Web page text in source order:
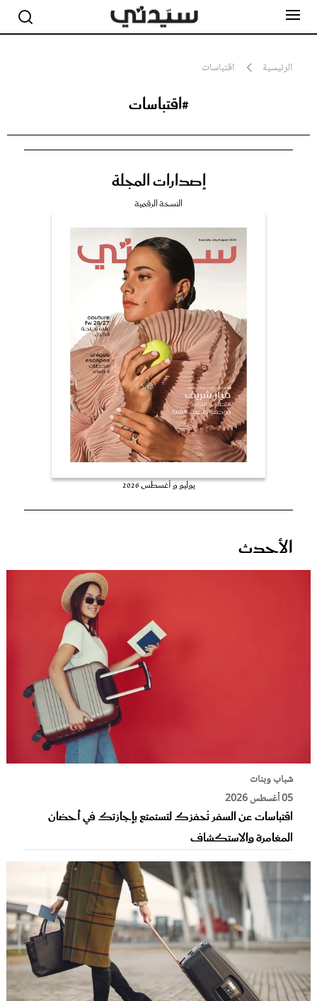
الرئيسية اقتباسات
#اقتباسات
إصدارات المجلة
النسخة الرقمية
يوليو و أغسطس 2026
الأحدث
شباب وبنات
05 أغسطس 2026
اقتباسات عن السفر تُحفزك لتستمتع بإجازتك في أحضان
المغامرة والاستكشاف
جمال
صحة ورشاقة
عروس سيدتي
غلاف رفمي